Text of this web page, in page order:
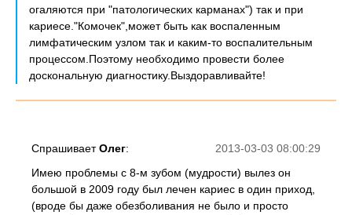
огаляются при "патологических карманах") так и при
кариесе."Комочек",может быть как воспаленным
лимфатическим узлом так и каким-то воспалительным
процессом.Поэтому необходимо провести более
доскональную диагностику.Выздоравливайте!
2013-03-03 08:00:29
СпрашиваетОлег:
Имею проблемы с 8-м зубом (мудрости) вылез он
большой в 2009 году был лечен кариес в один приход,
(вроде бы даже обезболивания не было и просто